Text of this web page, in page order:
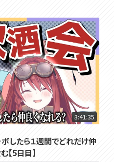
3:41:35
したら１週間でどれだけ仲
【5日目】